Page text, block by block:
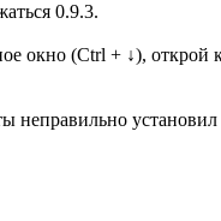
0.9.3.
окно (Ctrl + ↓), открой
неправильно